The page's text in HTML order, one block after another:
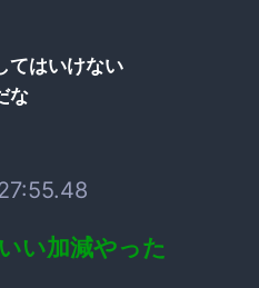
てはいけない
な
い加減やった